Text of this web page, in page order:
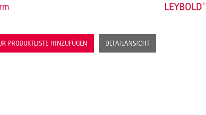
PRODUKTLISTE HINZUFÜGEN DETAILANSICHT